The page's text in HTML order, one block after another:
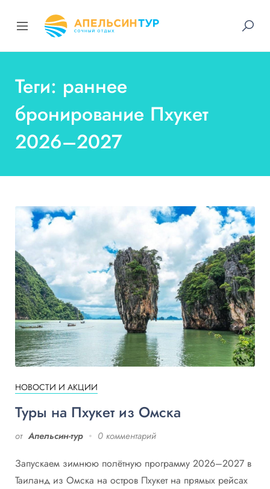
Теги: раннее
бронирование Пхукет
2026–2027
НОВОСТИ И АКЦИИ
Туры на Пхукет из Омска
от Апельсин-тур 0 комментарий
Запускаем зимнюю полётную программу 2026–2027 в
Таиланд из Омска на остров Пхукет на прямых рейсах